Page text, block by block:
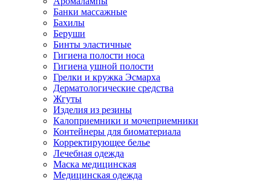
Банки массажные
Бахилы
Беруши
Бинты эластичные
Гигиена полости носа
Гигиена ушной полости
Грелки и кружка Эсмарха
Дерматологические средства
Жгуты
Изделия из резины
Калоприемники и мочеприемники
Контейнеры для биоматериала
Корректирующее белье
Лечебная одежда
Маска медицинская
Медицинская одежда